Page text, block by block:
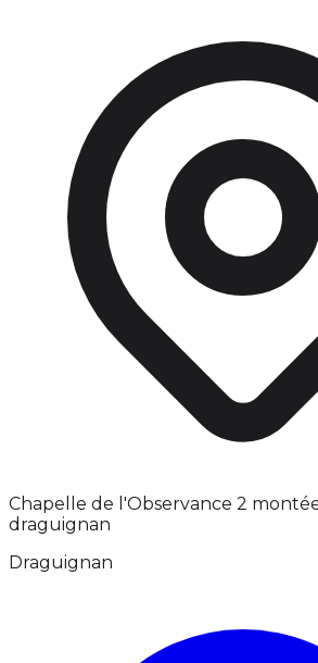
Chapelle de l'Observance 2
draguignan
Draguignan